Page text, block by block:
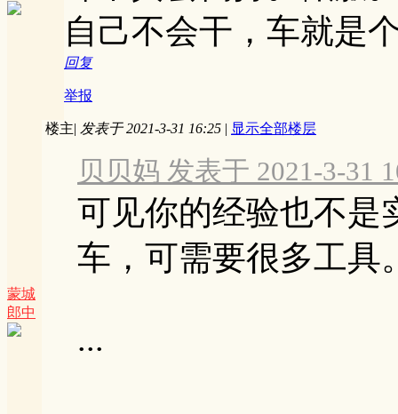
自己不会干，车就是
回复
举报
蒙城
郎中
楼主| 发表于 2021-3-31 16:25 | 显示全部楼层
贝贝妈 发表于 2021-3-31
可见你的经验也不是
车，可需要很多工具
...